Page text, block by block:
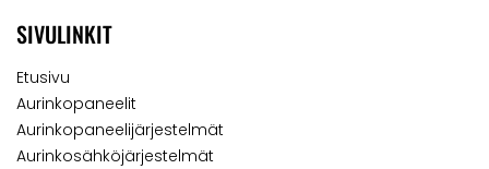
SIVULINKIT
Etusivu
Aurinkopaneelit
Aurinkopaneelijärjestelmät
Aurinkosähköjärjestelmät